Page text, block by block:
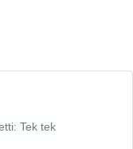
Tek tek